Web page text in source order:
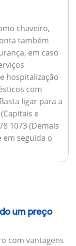
chaveiro,
também
em caso
hospitalização
com
Basta ligar para a
e
1073 (Demais
em seguida o
um preço
com vantagens